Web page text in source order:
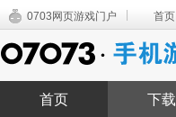
0703网页游戏门户 首页
首页 下载